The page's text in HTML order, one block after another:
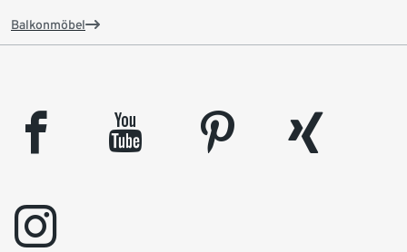
Balkonmöbel
facebook youtube pinterest
xing
instagram